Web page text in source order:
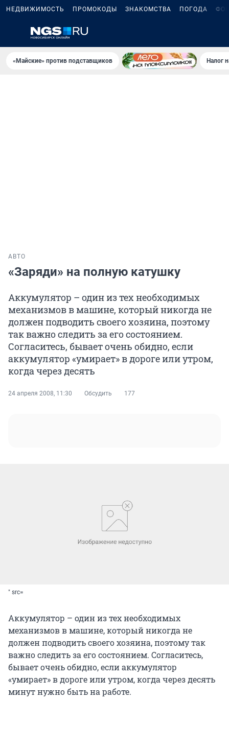
НЕДВИЖИМОСТЬ ПРОМОКОДЫ ЗНАКОМСТВА ПОГОДА
«Майские» против подставщиков Налог
АВТО
«Заряди» на полную катушку
Аккумулятор – один из тех необходимых
механизмов в машине, который никогда не
должен подводить своего хозяина, поэтому
так важно следить за его состоянием.
Согласитесь, бывает очень обидно, если
аккумулятор «умирает» в дороге или утром,
когда через десять
24 апреля 2008, 11:30 Обсудить 177
" src=
Аккумулятор – один из тех необходимых
механизмов в машине, который никогда не
должен подводить своего хозяина, поэтому так
важно следить за его состоянием. Согласитесь,
бывает очень обидно, если аккумулятор
«умирает» в дороге или утром, когда через десять
минут нужно быть на работе.